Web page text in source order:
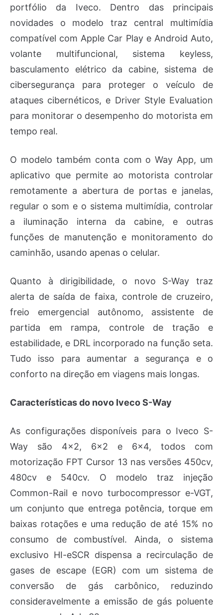
portfólio da Iveco. Dentro das principais
novidades o modelo traz central multimídia
compatível com Apple Car Play e Android Auto,
volante multifuncional, sistema keyless,
basculamento elétrico da cabine, sistema de
cibersegurança para proteger o veículo de
ataques cibernéticos, e Driver Style Evaluation
para monitorar o desempenho do motorista em
tempo real.
O modelo também conta com o Way App, um
aplicativo que permite ao motorista controlar
remotamente a abertura de portas e janelas,
regular o som e o sistema multimídia, controlar
a iluminação interna da cabine, e outras
funções de manutenção e monitoramento do
caminhão, usando apenas o celular.
Quanto à dirigibilidade, o novo S-Way traz
alerta de saída de faixa, controle de cruzeiro,
freio emergencial autônomo, assistente de
partida em rampa, controle de tração e
estabilidade, e DRL incorporado na função seta.
Tudo isso para aumentar a segurança e o
conforto na direção em viagens mais longas.
Características do novo Iveco S-Way
As configurações disponíveis para o Iveco S-
Way são 4×2, 6×2 e 6×4, todos com
motorização FPT Cursor 13 nas versões 450cv,
480cv e 540cv. O modelo traz injeção
Common-Rail e novo turbocompressor e-VGT,
um conjunto que entrega potência, torque em
baixas rotações e uma redução de até 15% no
consumo de combustível. Ainda, o sistema
exclusivo HI-eSCR dispensa a recirculação de
gases de escape (EGR) com um sistema de
conversão de gás carbônico, reduzindo
consideravelmente a emissão de gás poluente